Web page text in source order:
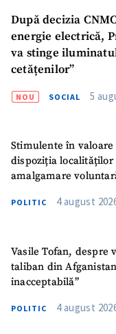
După decizia
energie electrică,
va stinge
cetățenilor”
NOU SOCIAL 5
Stimulente în
dispoziția localităților
amalgamare
POLITIC 4 august
Vasile Tofan, despre
taliban din
inacceptabilă”
POLITIC 4 august